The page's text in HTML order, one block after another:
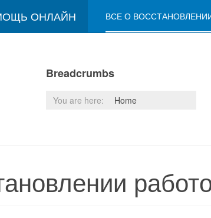
ОНЛАЙН ВСЕ О
Breadcrumbs
You are here: Home